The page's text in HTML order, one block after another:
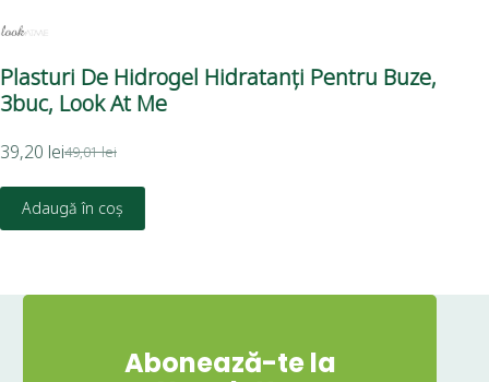
Plasturi De Hidrogel Hidratanți Pentru Buze,
3buc, Look At Me
49,01lei
39,20 lei
Adaugă în coș
Abonează-te la